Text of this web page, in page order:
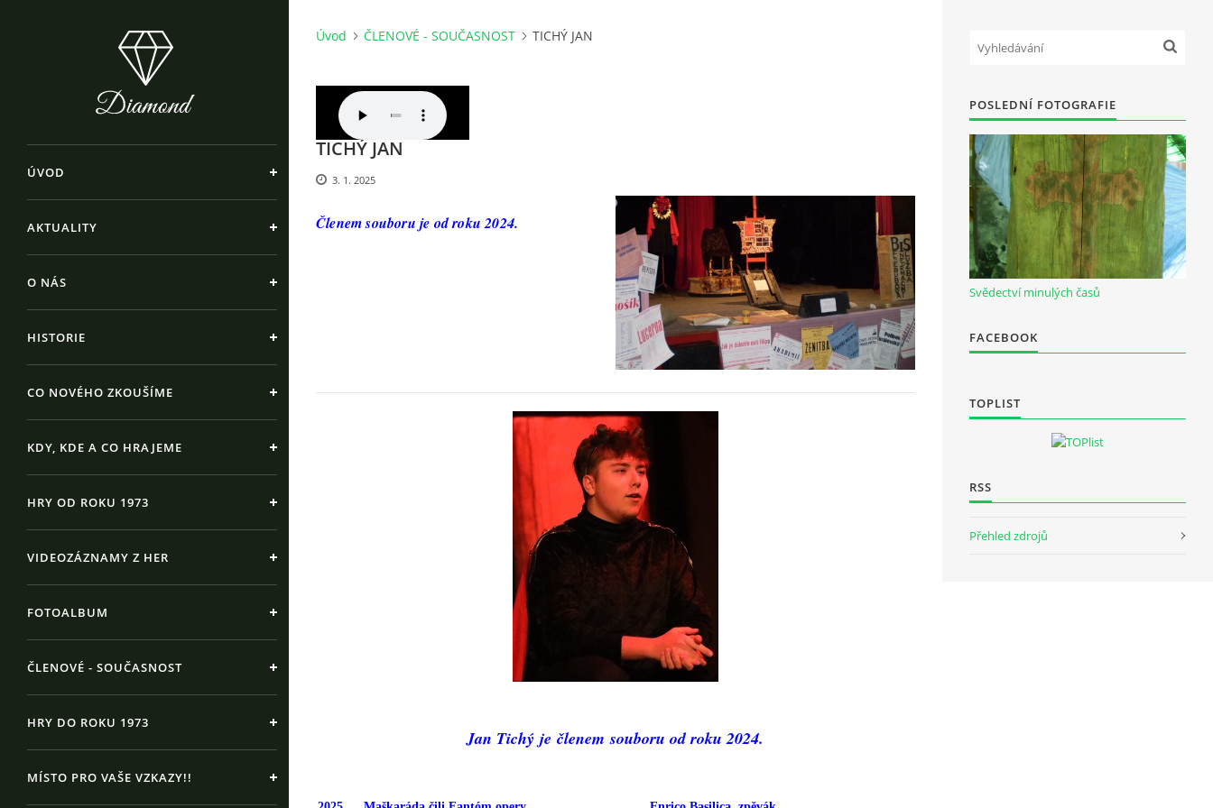
ÚVOD
AKTUALITY
O NÁS
HISTORIE
CO NOVÉHO ZKOUŠÍME
KDY, KDE A CO HRAJEME
HRY OD ROKU 1973
VIDEOZÁZNAMY Z HER
FOTOALBUM
ČLENOVÉ - SOUČASNOST
HRY DO ROKU 1973
MÍSTO PRO VAŠE VZKAZY!!
Úvod ČLENOVÉ - SOUČASNOST TICHÝ JAN
TICHÝ JAN
3. 1. 2025
Členem souboru je od roku 2024.
Jan Tichý je členem souboru od roku 2024.
POSLEDNÍ FOTOGRAFIE
Svědectví minulých časů
FACEBOOK
TOPLIST
RSS
Přehled zdrojů